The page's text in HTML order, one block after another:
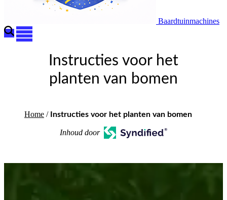
Baardtuinmachines
Instructies voor het
planten van bomen
Home / Instructies voor het planten van bomen
Inhoud door